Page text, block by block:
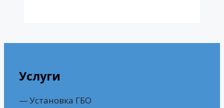
Услуги
— Установка ГБО